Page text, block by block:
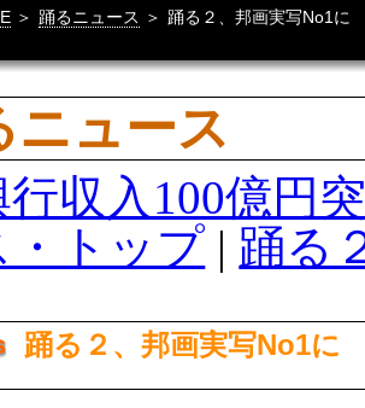
＞ 踊るニュース ＞ 踊る２、邦画実写No1に
ニュース
行収入100億円
・トップ | 踊る
踊る２、邦画実写No1に